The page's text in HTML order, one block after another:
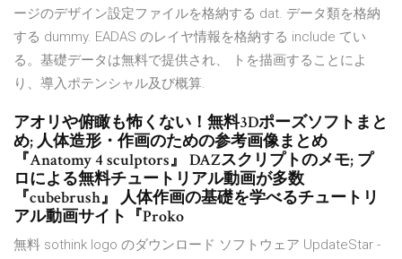
ージのデザイン設定ファイルを格納する dat. データ類を格納
する dummy. EADAS のレイヤ情報を格納する include てい
る。基礎データは無料で提供され、 トを描画することによ
り、導入ポテンシャル及び概算.
アオリや俯瞰も怖くない！無料3Dポーズソフトまと
め; 人体造形・作画のための参考画像まとめ
『Anatomy 4 sculptors』 DAZスクリプトのメモ; プ
ロによる無料チュートリアル動画が多数
『cubebrush』 人体作画の基礎を学べるチュートリ
アル動画サイト『Proko
無料 sothink logo のダウンロード ソフトウェア UpdateStar -